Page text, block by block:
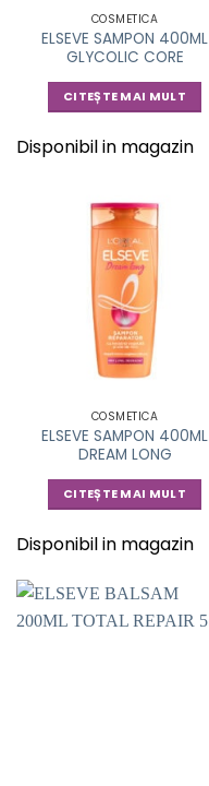
COSMETICA
ELSEVE SAMPON 400ML
GLYCOLIC CORE
CITEȘTE MAI MULT
Disponibil in magazin
COSMETICA
ELSEVE SAMPON 400ML
DREAM LONG
CITEȘTE MAI MULT
Disponibil in magazin